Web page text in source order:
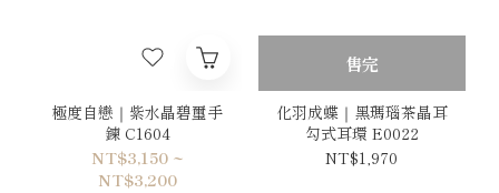
極度自戀｜紫水晶碧璽手
鍊 C1604
NT$3,150 ~
NT$3,200
售完
化羽成蝶｜黑瑪瑙茶晶耳
勾式耳環 E0022
NT$1,970